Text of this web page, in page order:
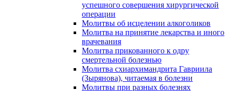
успешного совершения хирургической
операции
Молитвы об исцелении алкоголиков
Молитва на принятие лекарства и иного
врачевания
Молитва прикованного к одру
смертельной болезнью
Молитва схиархимандрита Гавриила
(Зырянова), читаемая в болезни
Молитвы при разных болезнях